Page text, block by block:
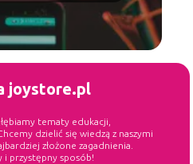
joystore.pl
tematy edukacji,
dzielić się wiedzą z naszymi
złożone zagadnienia.
i przystępny sposób!